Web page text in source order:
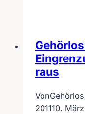
raus
Von
201110.